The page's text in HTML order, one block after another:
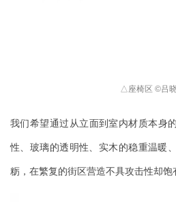
△座椅区 ©吕
我们希望通过从立面到室内材质本
性、玻璃的透明性、实木的稳重温暖
粝，在繁复的街区营造不具攻击性却饱